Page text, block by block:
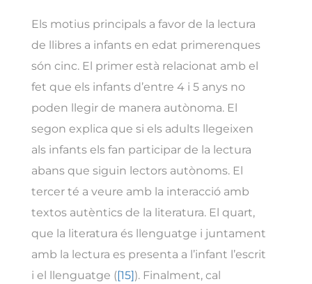
Els motius principals a favor de la lectura
de llibres a infants en edat primerenques
són cinc. El primer està relacionat amb el
fet que els infants d’entre 4 i 5 anys no
poden llegir de manera autònoma. El
segon explica que si els adults llegeixen
als infants els fan participar de la lectura
abans que siguin lectors autònoms. El
tercer té a veure amb la interacció amb
textos autèntics de la literatura. El quart,
que la literatura és llenguatge i juntament
amb la lectura es presenta a l’infant l’escrit
i el llenguatge ([15]). Finalment, cal